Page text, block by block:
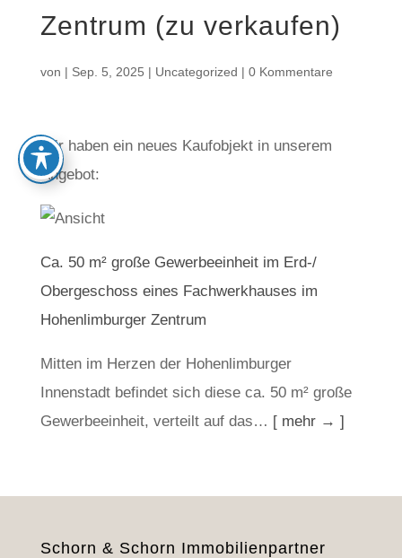
Zentrum (zu verkaufen)
von | Sep. 5, 2025 | Uncategorized | 0 Kommentare
Wir haben ein neues Kaufobjekt in unserem
Angebot:
Ca. 50 m² große Gewerbeeinheit im Erd-/
Obergeschoss eines Fachwerkhauses im
Hohenlimburger Zentrum
Mitten im Herzen der Hohenlimburger
Innenstadt befindet sich diese ca. 50 m² große
Gewerbeeinheit, verteilt auf das… [ mehr → ]
Schorn & Schorn Immobilienpartner